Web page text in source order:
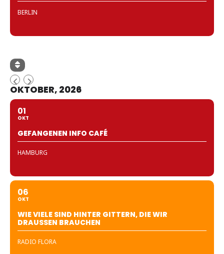
BERLIN
OKTOBER, 2026
01
OKT
GEFANGENEN INFO CAFÉ
HAMBURG
06
OKT
WIE VIELE SIND HINTER GITTERN, DIE WIR
DRAUSSEN BRAUCHEN
RADIO FLORA